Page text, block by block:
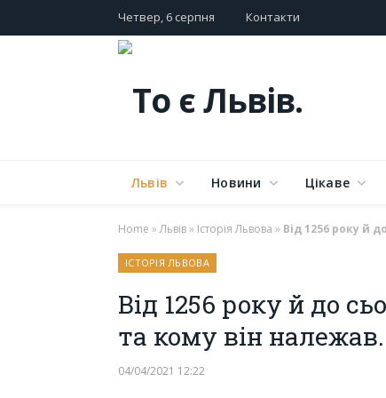
Четвер, 6 серпня Контакти
Львів Новини Цікаве
Home »Львів» Історія Львова » Від 1256 року й
ІСТОРІЯ ЛЬВОВА
Від 1256 року й до
та кому він належав.
04/04/2021 12:22